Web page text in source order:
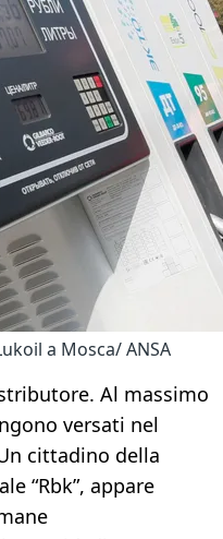
a Mosca/ ANSA
Al massimo
versati nel
cittadino della
“Rbk”, appare